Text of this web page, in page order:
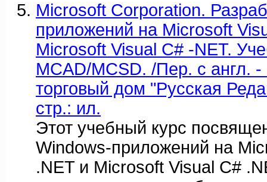
Microsoft Corporation.
приложений на Microsoft
Microsoft Visual C# -NET.
MCAD/MCSD. /Пер. с англ.
торговый дом "Русская
стр.: ил.
Этот учебный курс
Windows-приложений на
.NET и Microsoft Visual C#